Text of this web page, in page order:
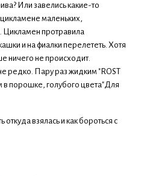
Или завелись какие-то
маленьких,
Цикламен протравила
и на фиалки перелететь. Хотя
ничего не происходит.
редко. Пару раз жидким "ROST
в порошке, голубого цвета"Для
взялась и как бороться с